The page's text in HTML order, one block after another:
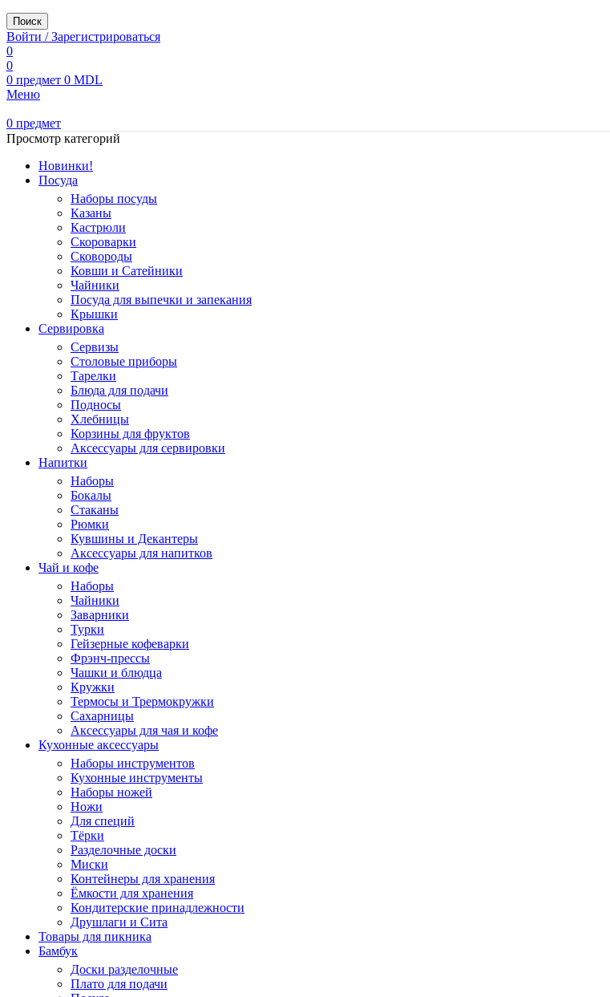
Поиск
Войти / Зарегистрироваться
0
0
0 предмет 0 MDL
Меню
0 предмет
Просмотр категорий
Новинки!
Посуда
Наборы посуды
Казаны
Кастрюли
Скороварки
Сковороды
Ковши и Сатейники
Чайники
Посуда для выпечки и запекания
Крышки
Сервировка
Сервизы
Столовые приборы
Тарелки
Блюда для подачи
Подносы
Хлебницы
Корзины для фруктов
Аксессуары для сервировки
Напитки
Наборы
Бокалы
Стаканы
Рюмки
Кувшины и Декантеры
Аксессуары для напитков
Чай и кофе
Наборы
Чайники
Заварники
Турки
Гейзерные кофеварки
Фрэнч-прессы
Чашки и блюдца
Кружки
Термосы и Трермокружки
Сахарницы
Аксессуары для чая и кофе
Кухонные аксессуары
Наборы инструментов
Кухонные инструменты
Наборы ножей
Ножи
Для специй
Тёрки
Разделочные доски
Миски
Контейнеры для хранения
Ёмкости для хранения
Кондитерские принадлежности
Друшлаги и Сита
Товары для пикника
Бамбук
Доски разделочные
Плато для подачи